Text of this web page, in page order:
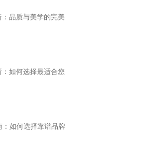
品质与美学的完美
如何选择最适合您
如何选择靠谱品牌